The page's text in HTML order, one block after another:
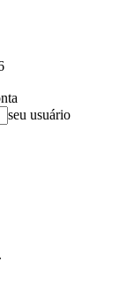
seu usuário